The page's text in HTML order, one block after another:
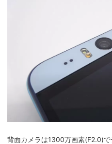
背面カメラは1300万画素(F2.0)